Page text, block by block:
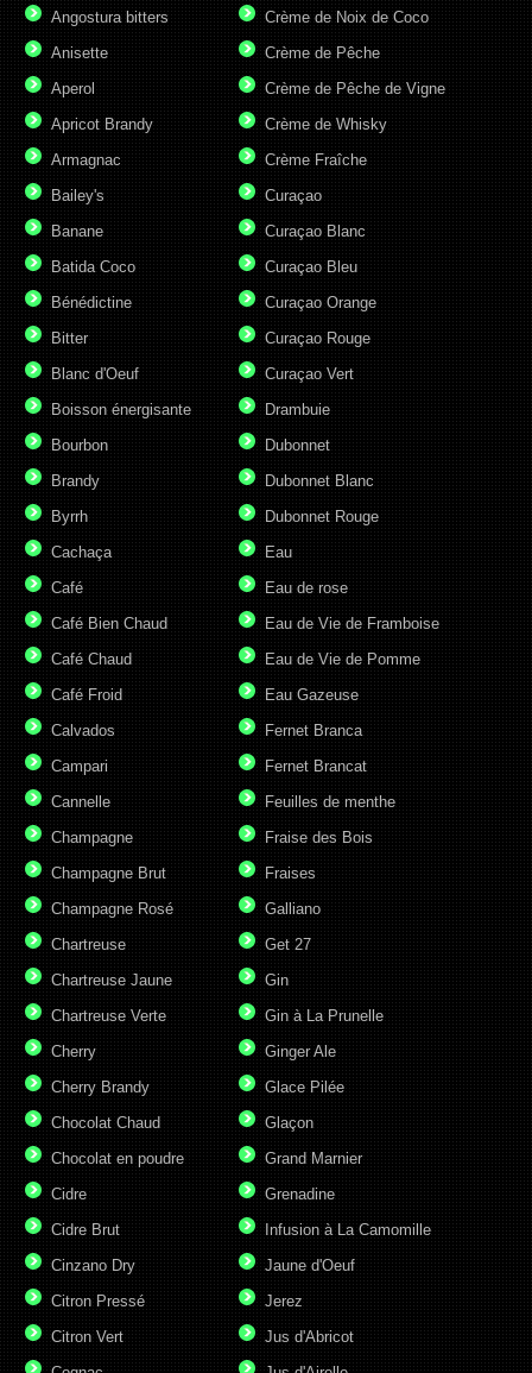
Angostura bitters
Anisette
Aperol
Apricot Brandy
Armagnac
Bailey's
Banane
Batida Coco
Bénédictine
Bitter
Blanc d'Oeuf
Boisson énergisante
Bourbon
Brandy
Byrrh
Cachaça
Café
Café Bien Chaud
Café Chaud
Café Froid
Calvados
Campari
Cannelle
Champagne
Champagne Brut
Champagne Rosé
Chartreuse
Chartreuse Jaune
Chartreuse Verte
Cherry
Cherry Brandy
Chocolat Chaud
Chocolat en poudre
Cidre
Cidre Brut
Cinzano Dry
Citron Pressé
Citron Vert
Crème de Noix de Coco
Crème de Pêche
Crème de Pêche de Vigne
Crème de Whisky
Crème Fraîche
Curaçao
Curaçao Blanc
Curaçao Bleu
Curaçao Orange
Curaçao Rouge
Curaçao Vert
Drambuie
Dubonnet
Dubonnet Blanc
Dubonnet Rouge
Eau
Eau de rose
Eau de Vie de Framboise
Eau de Vie de Pomme
Eau Gazeuse
Fernet Branca
Fernet Brancat
Feuilles de menthe
Fraise des Bois
Fraises
Galliano
Get 27
Gin
Gin à La Prunelle
Ginger Ale
Glace Pilée
Glaçon
Grand Marnier
Grenadine
Infusion à La Camomille
Jaune d'Oeuf
Jerez
Jus d'Abricot